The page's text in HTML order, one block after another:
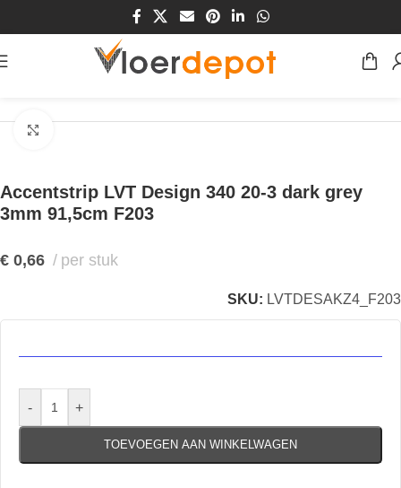
Accentstrip LVT Design 340 20-3 dark grey
3mm 91,5cm F203
€ 0,66 per stuk
SKU: LVTDESAKZ4_F203
- +
TOEVOEGEN AAN WINKELWAGEN